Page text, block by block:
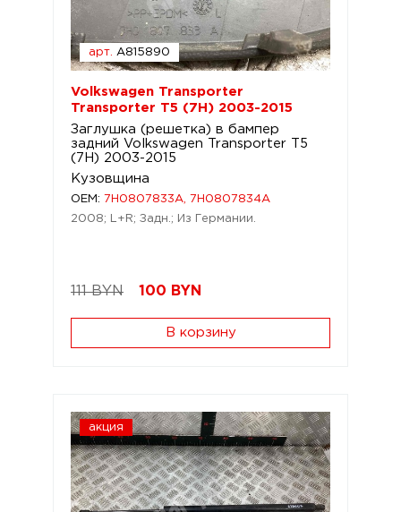
арт. A815890
Volkswagen Transporter
Transporter T5 (7H) 2003-2015
Заглушка (решетка) в бампер
задний Volkswagen Transporter T5
(7H) 2003-2015
Кузовщина
OEM:
7H0807833A, 7H0807834A
2008; L+R; Задн.; Из Германии.
111 BYN 100 BYN
В корзину
акция